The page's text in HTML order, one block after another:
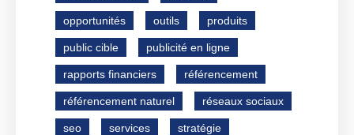
opportunités outils produits
public cible publicité en ligne
rapports financiers référencement
référencement naturel réseaux sociaux
seo services stratégie